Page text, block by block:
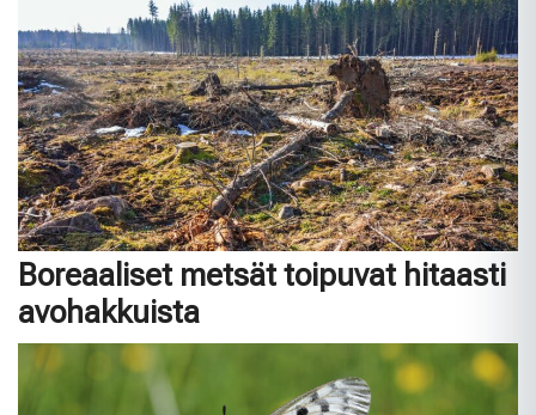
Boreaaliset metsät toipuvat hitaasti
avohakkuista